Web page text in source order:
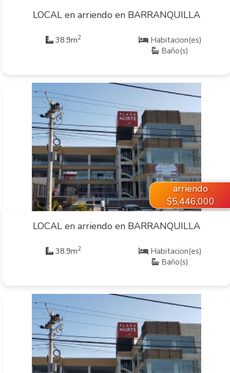
LOCAL en arriendo en BARRANQUILLA
38.9m2
Habitacion(es)
Baño(s)
VER INMUEBLE
arriendo
$5,446,000
LOCAL en arriendo en BARRANQUILLA
38.9m2
Habitacion(es)
Baño(s)
VER INMUEBLE